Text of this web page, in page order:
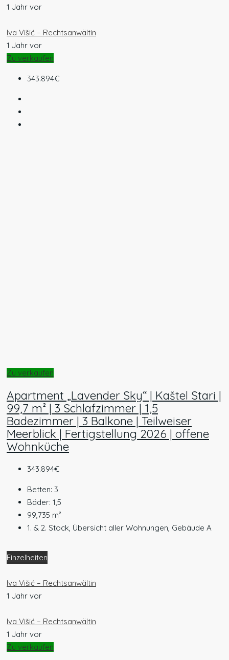
1 Jahr vor
Iva Višić – Rechtsanwältin
1 Jahr vor
Zu verkaufen
343.894€
Zu verkaufen
Apartment „Lavender Sky“ | Kaštel Stari |
99,7 m² | 3 Schlafzimmer | 1,5
Badezimmer | 3 Balkone | Teilweiser
Meerblick | Fertigstellung 2026 | offene
Wohnküche
343.894€
Betten: 3
Bäder: 1,5
99,735 m²
1. & 2. Stock, Übersicht aller Wohnungen, Gebäude A
Einzelheiten
Iva Višić – Rechtsanwältin
1 Jahr vor
Iva Višić – Rechtsanwältin
1 Jahr vor
Zu verkaufen